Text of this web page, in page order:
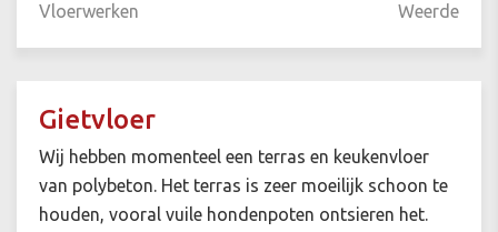
Vloerwerken Weerde
Gietvloer
Wij hebben momenteel een terras en keukenvloer
van polybeton. Het terras is zeer moeilijk schoon te
houden, vooral vuile hondenpoten ontsieren het.